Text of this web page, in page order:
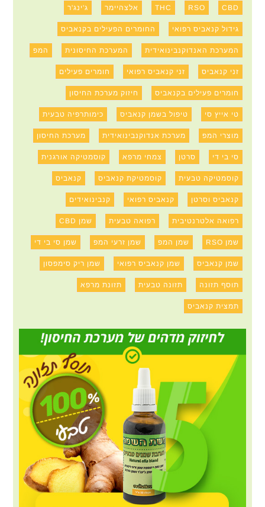
CBD
RSO
THC אלצהיימר ג'ינג'ר
גידול קנאביס רפואי החומרים הפעילים בקנאביס
המערכת האנדוקנבינואידית המערכת החיסונית המפ
זני קנאביס זני קנאביס רפואי חומרים פעילים
חומרים פעילים בקנאביס חיזוק מערכת החיסון
טי אייץ סי טיפול בשמן קנאביס כימותרפיה טבעית
מוצרי המפ מערכת אנדוקנבינואידית מערכת החיסון
סי בי די סרטן צמחי מרפא קוסמטיקה אורגנית
קוסמטיקה טבעית קוסמטיקת קנאביס קנאביס
קנאביס וסרטן קנאביס רפואי קנבינואידים
רפואה אלטרנטיבית רפואה טבעית שמן CBD
שמן RSO שמן המפ שמן זרעי המפ שמן סי בי די
שמן קנאביס שמן קנאביס רפואי שמן ריק סימפסון
תוסף תזונה תזונה טבעית תזונת מרפא
תמצית קנאביס